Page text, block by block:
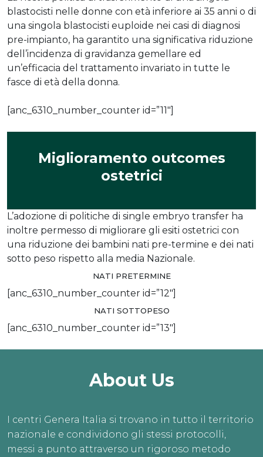
blastocisti nelle donne con età inferiore ai 35 anni o di
una singola blastocisti euploide nei casi di diagnosi
pre-impianto, ha garantito una significativa riduzione
dell’incidenza di gravidanza gemellare ed
un’efficacia del trattamento invariato in tutte le
fasce di età della donna.
[anc_6310_number_counter id=”11″]
Miglioramento outcomes
ostetrici
L’adozione di politiche di single embryo transfer ha
inoltre permesso di migliorare gli esiti ostetrici con
una riduzione dei bambini nati pre-termine e dei nati
sotto peso rispetto alla media Nazionale.
NATI PRETERMINE
[anc_6310_number_counter id=”12″]
NATI SOTTOPESO
[anc_6310_number_counter id=”13″]
About Us
I centri Genera Italia si trovano in tutto il territorio
nazionale e condividono gli stessi protocolli,
messi a punto attraverso un rigoroso metodo